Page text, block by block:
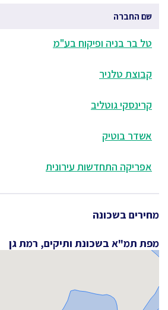
שם החברה
טל בר בניה ופיקוח בע"מ
קבוצת טלניר
קרינסקי גוטליב
אשדר בוטיק
אפריקה התחדשות עירונית
מחירים בשכונה
מפת תמ"א בשכונת ותיקים, רמת גן